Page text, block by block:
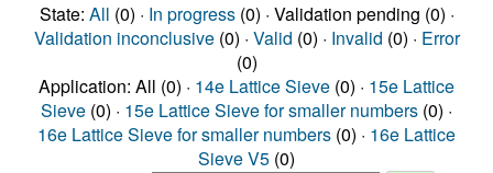
State: All (0) · In progress(0) · Validation pending (0) ·
Validation inconclusive(0) · Valid (0) · Invalid (0) · Error
(0)
Application: All (0) · 14e Lattice Sieve (0) · 15e Lattice
Sieve (0) · 15e Lattice Sieve for smaller numbers (0) ·
16e Lattice Sieve for smaller numbers (0) · 16e Lattice
Sieve V5 (0)